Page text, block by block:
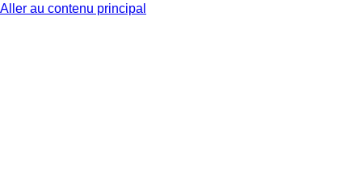
Aller au contenu principal